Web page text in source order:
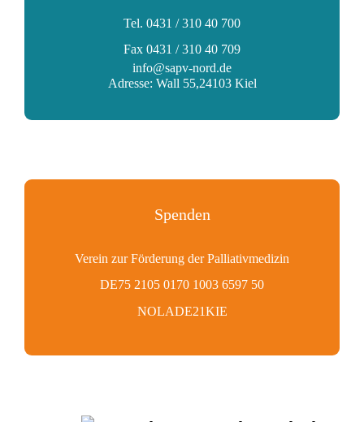
Tel. 0431 / 310 40 700
Fax 0431 / 310 40 709
info@sapv-nord.de
Adresse: Wall 55,24103 Kiel
Spenden
Verein zur Förderung der Palliativmedizin
DE75 2105 0170 1003 6597 50
NOLADE21KIE